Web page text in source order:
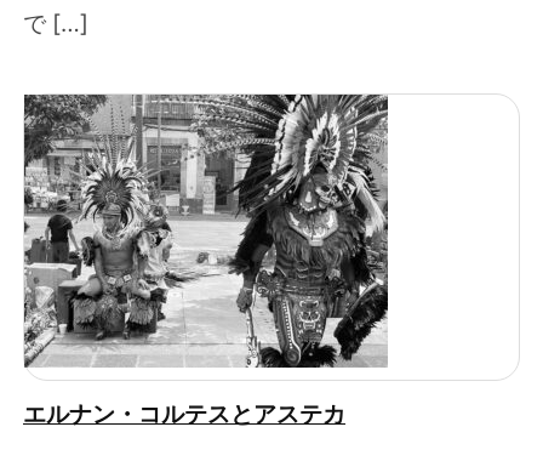
で […]
エルナン・コルテスとアステカ